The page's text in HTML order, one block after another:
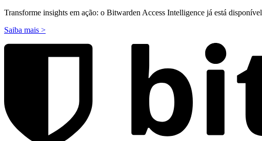
Transforme insights em ação: o Bitwarden Access Intelligence já está disponível
Saiba mais >